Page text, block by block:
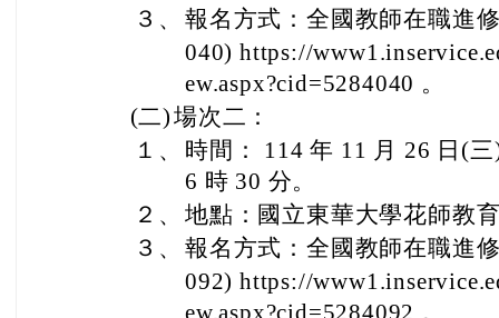
３、 報名方式：全國教師在職進
040) https://
ew.aspx?cid=5284040 。
(二)場次二：
１、
時間： 114 年 11 月 26 日(
6 時 30 分。
２、 地點：國立東華大學花師教
３、 報名方式：全國教師在職進
092) https://
ew.aspx?cid=5284092 。